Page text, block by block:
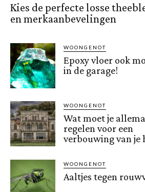
Kies de perfecte losse
en merkaanbevelingen
WOONGENOT
Epoxy vloer ook
in de garage!
WOONGENOT
Wat moet je
regelen voor een
verbouwing van je
WOONGENOT
Aaltjes tegen